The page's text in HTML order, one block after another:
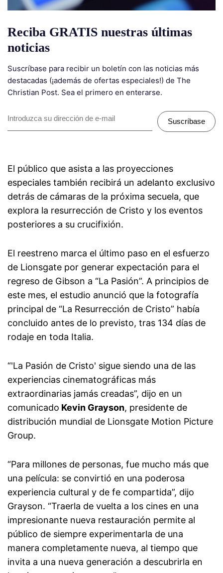
Reciba GRATIS nuestras últimas
noticias
Suscríbase para recibir un boletín con las noticias más
destacadas (¡además de ofertas especiales!) de The
Christian Post. Sea el primero en enterarse.
Suscríbase
El público que asista a las proyecciones
especiales también recibirá un adelanto exclusivo
detrás de cámaras de la próxima secuela, que
explora la resurrección de Cristo y los eventos
posteriores a su crucifixión.
El reestreno marca el último paso en el esfuerzo
de Lionsgate por generar expectación para el
regreso de Gibson a “La Pasión”. A principios de
este mes, el estudio anunció que la fotografía
principal de “La Resurrección de Cristo” había
concluido antes de lo previsto, tras 134 días de
rodaje en toda Italia.
“'La Pasión de Cristo' sigue siendo una de las
experiencias cinematográficas más
extraordinarias jamás creadas”, dijo en un
comunicado Kevin Grayson, presidente de
distribución mundial de Lionsgate Motion Picture
Group.
“Para millones de personas, fue mucho más que
una película: se convirtió en una poderosa
experiencia cultural y de fe compartida”, dijo
Grayson. “Traerla de vuelta a los cines en una
impresionante nueva restauración permite al
público de siempre experimentarla de una
manera completamente nueva, al tiempo que
invita a una nueva generación a descubrirla en